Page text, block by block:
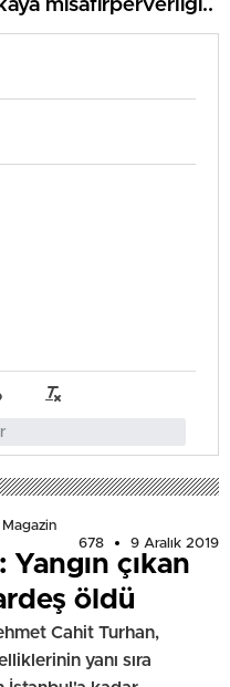
misafirperverliği..
Magazin
678
9 Aralık 2019
Yangın çıkan
öldü
Cahit Turhan,
yanı sıra